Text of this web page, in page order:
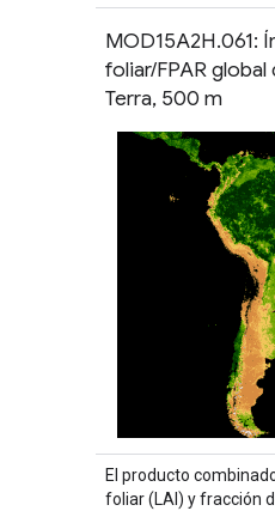
MOD15A2H.061:
foliar/FPAR global
Terra, 500 m
El producto
foliar (LAI) y fracción